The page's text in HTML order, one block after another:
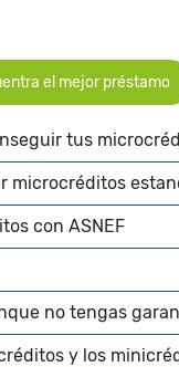
el mejor préstamo
tus
microcréditos
con ASNEF
no tengas
y los